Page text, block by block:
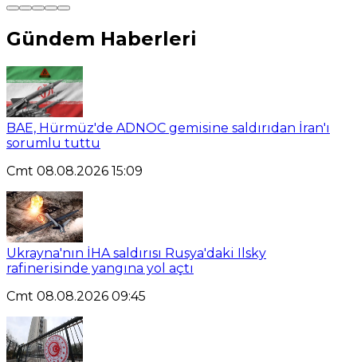
Gündem Haberleri
BAE, Hürmüz'de ADNOC gemisine saldırıdan İran'ı
sorumlu tuttu
Cmt 08.08.2026 15:09
Ukrayna'nın İHA saldırısı Rusya'daki Ilsky
rafinerisinde yangına yol açtı
Cmt 08.08.2026 09:45